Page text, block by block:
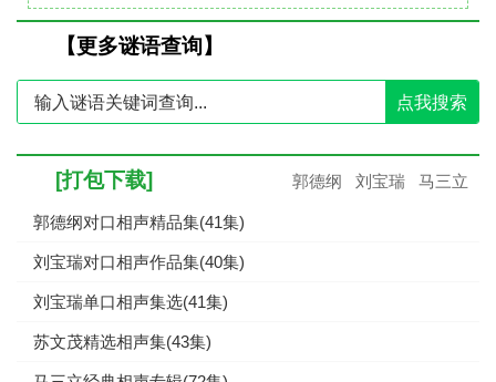
【更多谜语查询】
点我搜索
[打包下载] 郭德纲 刘宝瑞 马三立
郭德纲对口相声精品集(41集)
刘宝瑞对口相声作品集(40集)
刘宝瑞单口相声集选(41集)
苏文茂精选相声集(43集)